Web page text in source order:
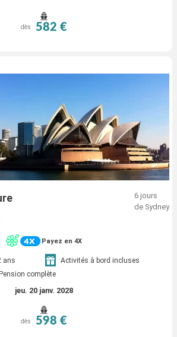
dès 582 €
6 jours
de Sydney
Payez en 4X
ans
Activités à bord incluses
Pension complète
jeu. 20 janv. 2028
dès 598 €